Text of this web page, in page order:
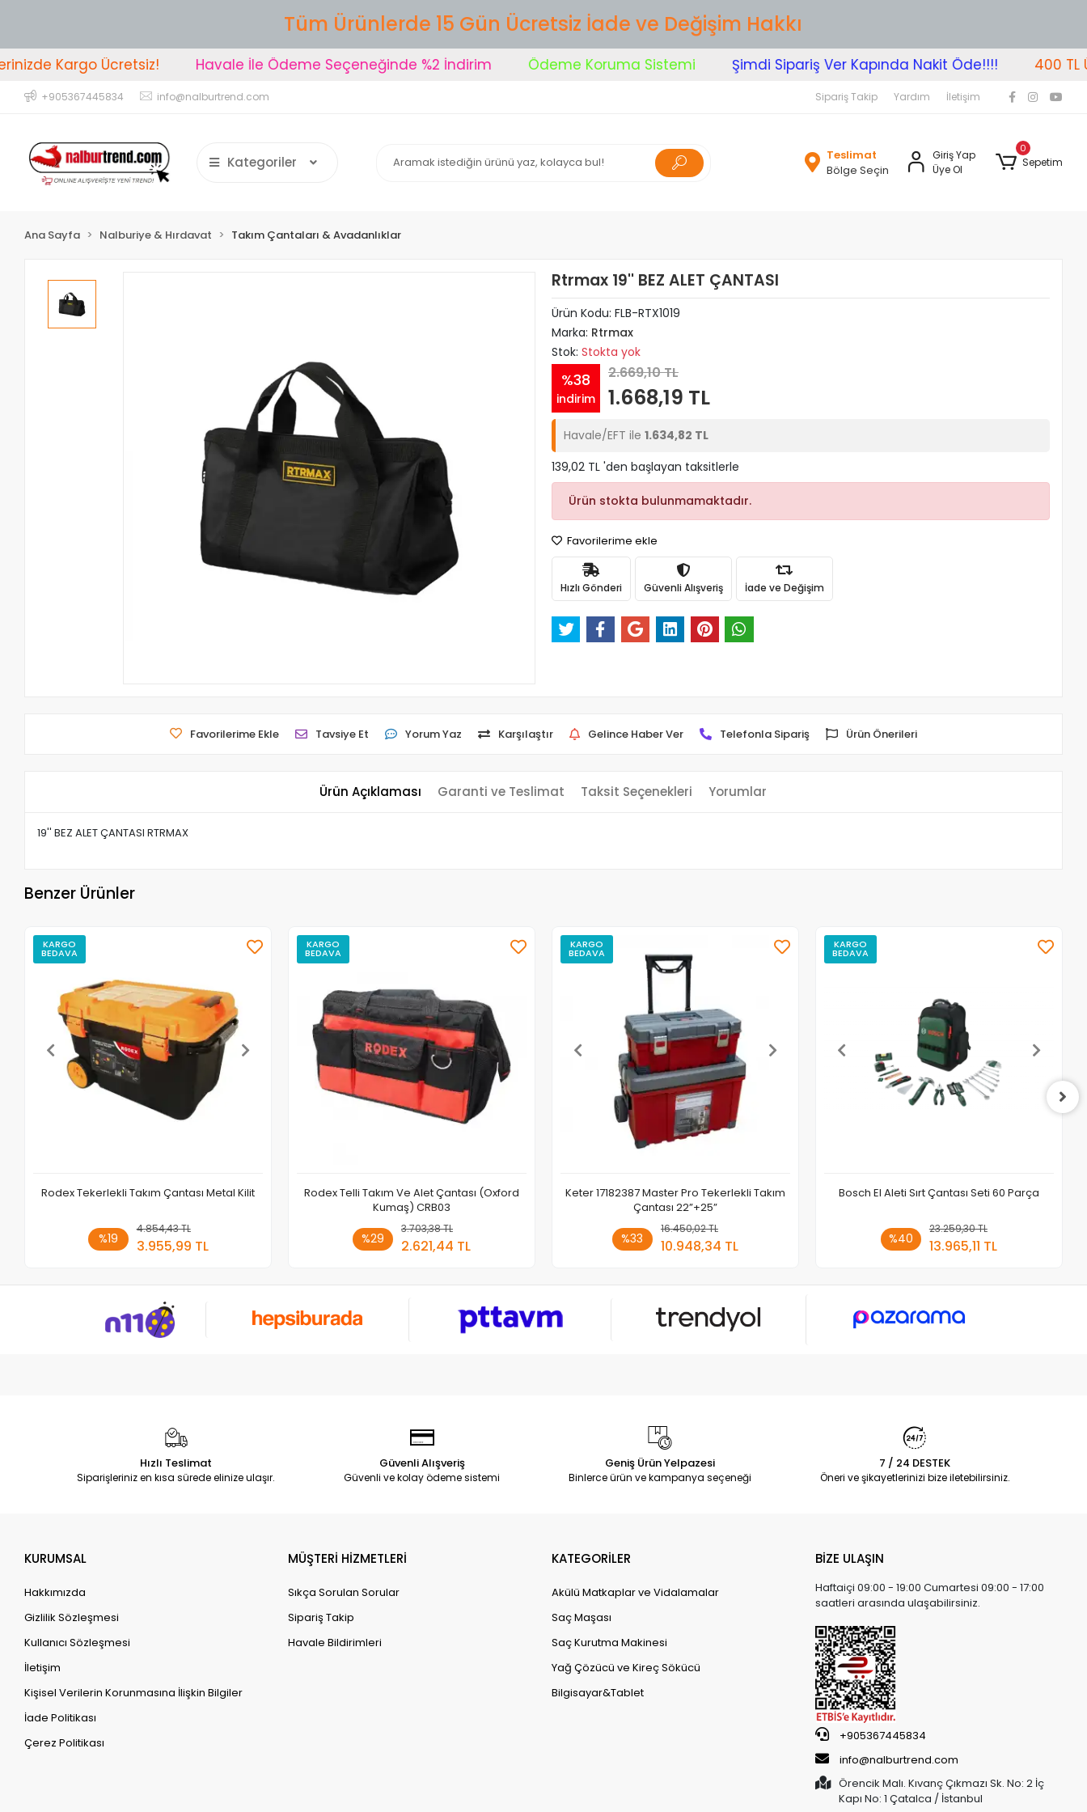
Tüm Ürünlerde 15 Gün Ücretsiz İade ve Değişim Hakkı
Kargo Ücretsiz! Havale İle Ödeme Seçeneğinde %2 İndirim Ödeme Koruma Sistemi Şimdi Sipariş Ver Kapında Nakit Öde!!!! 400 TL
+905367445834 info@nalburtrend.com Sipariş Takip Yardım İletişim
Kategoriler
Teslimat
Bölge Seçin
Giriş Yap
Üye Ol
0
Sepetim
Ana Sayfa Nalburiye & Hırdavat Takım Çantaları & Avadanlıklar
Rtrmax 19'' BEZ ALET ÇANTASI
Ürün Kodu: FLB-RTX1019
Marka: Rtrmax
Stok: Stokta yok
%38
indirim
2.669,10 TL
1.668,19 TL
Havale/EFT ile 1.634,82 TL
139,02 TL 'den başlayan taksitlerle
Ürün stokta bulunmamaktadır.
Favorilerime ekle
Hızlı Gönderi Güvenli Alışveriş İade ve Değişim
Favorilerime Ekle Tavsiye Et Yorum Yaz Karşılaştır Gelince Haber Ver Telefonla Sipariş Ürün Önerileri
Ürün Açıklaması Garanti ve Teslimat Taksit Seçenekleri Yorumlar
19'' BEZ ALET ÇANTASI RTRMAX
Benzer Ürünler
KARGO
BEDAVA
Rodex Tekerlekli Takım Çantası Metal Kilit
%19
4.854,43 TL
3.955,99 TL
Sepete Ekle
KARGO
BEDAVA
Rodex Telli Takım Ve Alet Çantası (Oxford
Kumaş) CRB03
%29
3.703,38 TL
2.621,44 TL
Sepete Ekle
KARGO
BEDAVA
Keter 17182387 Master Pro Tekerlekli Takım
Çantası 22”+25”
%33
16.450,02 TL
10.948,34 TL
Sepete Ekle
KARGO
BEDAVA
Bosch El Aleti Sırt Çantası Seti 60 Parça
%40
23.259,30 TL
13.965,11 TL
Sepete Ekle
Hızlı Teslimat
Siparişleriniz en kısa sürede elinize ulaşır.
Güvenli Alışveriş
Güvenli ve kolay ödeme sistemi
Geniş Ürün Yelpazesi
Binlerce ürün ve kampanya seçeneği
7 / 24 DESTEK
Öneri ve şikayetlerinizi bize iletebilirsiniz.
KURUMSAL
Hakkımızda
Gizlilik Sözleşmesi
Kullanıcı Sözleşmesi
İletişim
Kişisel Verilerin Korunmasına İlişkin Bilgiler
İade Politikası
Çerez Politikası
MÜŞTERİ HİZMETLERİ
Sıkça Sorulan Sorular
Sipariş Takip
Havale Bildirimleri
KATEGORİLER
Akülü Matkaplar ve Vidalamalar
Saç Maşası
Saç Kurutma Makinesi
Yağ Çözücü ve Kireç Sökücü
Bilgisayar&Tablet
BİZE ULAŞIN
Haftaiçi 09:00 - 19:00 Cumartesi 09:00 - 17:00
saatleri arasında ulaşabilirsiniz.
+905367445834
info@nalburtrend.com
Örencik Malı. Kıvanç Çıkmazı Sk. No: 2 İç
Kapı No: 1 Çatalca / İstanbul